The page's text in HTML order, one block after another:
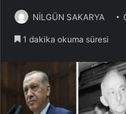
NİLGÜN SAKARYA
1 dakika okuma süresi